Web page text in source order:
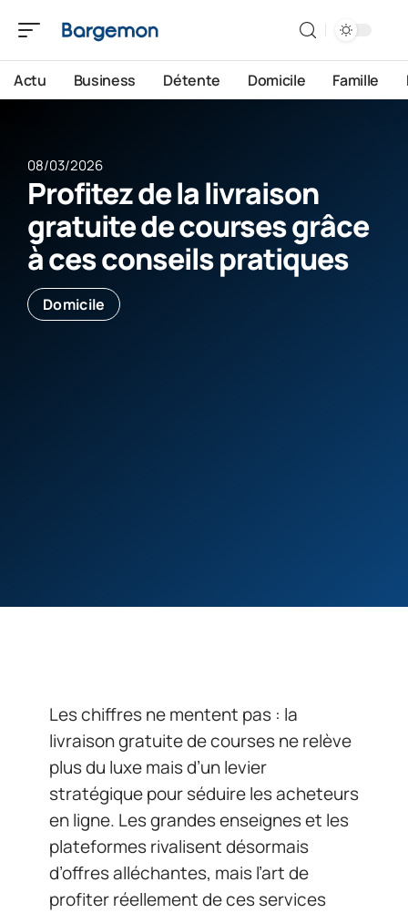
Actu Business Détente Domicile Famille
08/03/2026
Profitez de la livraison
gratuite de courses grâce
à ces conseils pratiques
Domicile
Les chiffres ne mentent pas : la
livraison gratuite de courses ne relève
plus du luxe mais d’un levier
stratégique pour séduire les acheteurs
en ligne. Les grandes enseignes et les
plateformes rivalisent désormais
d’offres alléchantes, mais l’art de
profiter réellement de ces services